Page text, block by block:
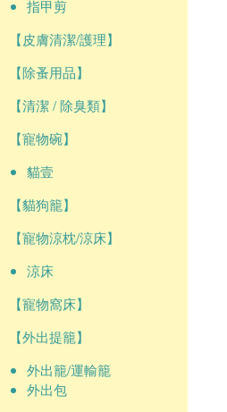
指甲剪
【皮膚清潔/護理】
【除蚤用品】
【清潔 / 除臭類】
【寵物碗】
貓壹
【貓狗籠】
【寵物涼枕/涼床】
涼床
【寵物窩床】
【外出提籠】
外出籠/運輸籠
外出包